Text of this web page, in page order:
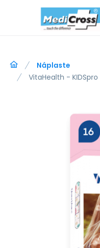
Náplaste
VitaHealth -